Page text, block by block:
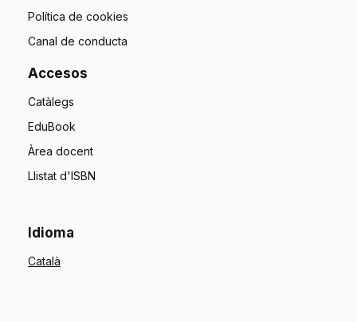
Política de cookies
Canal de conducta
Accesos
Catàlegs
EduBook
Àrea docent
Llistat d'ISBN
Idioma